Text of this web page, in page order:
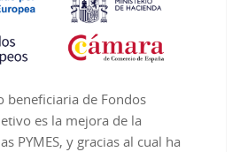
beneficiaria de Fondos
es la mejora de la
PYMES, y gracias al cual ha